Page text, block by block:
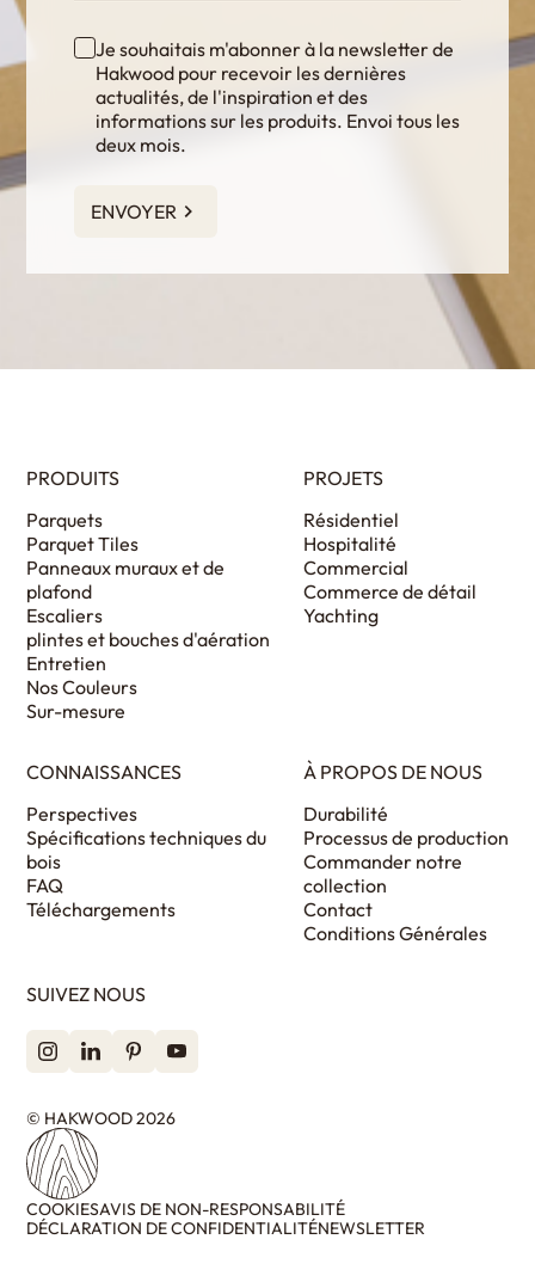
Je souhaitais m'abonner à la newsletter de
Hakwood pour recevoir les dernières
actualités, de l'inspiration et des
informations sur les produits. Envoi tous les
deux mois.
ENVOYER
PRODUITS
Parquets
Parquet Tiles
Panneaux muraux et de
plafond
Escaliers
plintes et bouches d'aération
Entretien
Nos Couleurs
Sur-mesure
PROJETS
Résidentiel
Hospitalité
Commercial
Commerce de détail
Yachting
CONNAISSANCES
Perspectives
Spécifications techniques du
bois
FAQ
Téléchargements
À PROPOS DE NOUS
Durabilité
Processus de production
Commander notre
collection
Contact
Conditions Générales
SUIVEZ NOUS
© HAKWOOD 2026
COOKIESAVIS DE NON-RESPONSABILITÉ
DÉCLARATION DE CONFIDENTIALITÉNEWSLETTER